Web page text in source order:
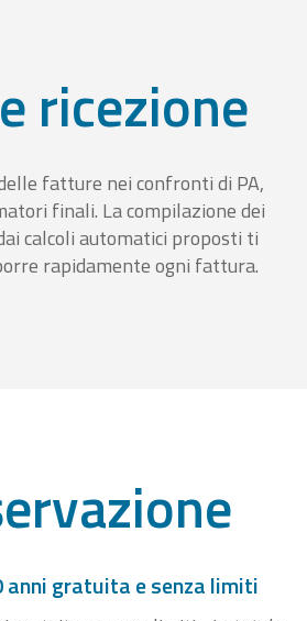
ricezione
fatture nei confronti di PA,
finali. La compilazione dei
calcoli automatici proposti ti
rapidamente ogni fattura.
anni gratuita e senza limiti